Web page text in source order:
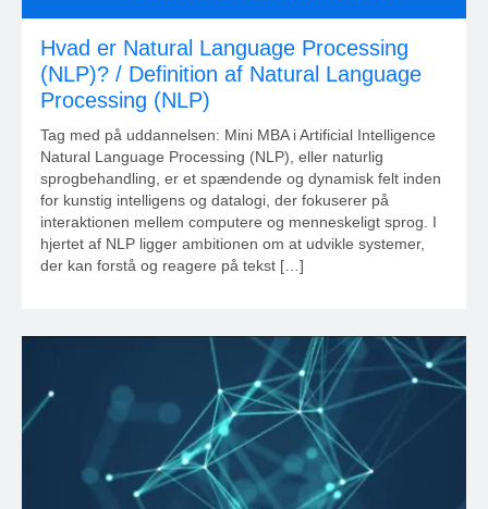
Hvad er Natural Language Processing
(NLP)? / Definition af Natural Language
Processing (NLP)
Tag med på uddannelsen: Mini MBA i Artificial Intelligence
Natural Language Processing (NLP), eller naturlig
sprogbehandling, er et spændende og dynamisk felt inden
for kunstig intelligens og datalogi, der fokuserer på
interaktionen mellem computere og menneskeligt sprog. I
hjertet af NLP ligger ambitionen om at udvikle systemer,
der kan forstå og reagere på tekst […]